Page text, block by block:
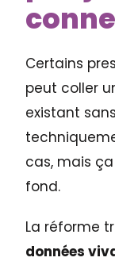
Certains
peut coller
existant
cas, mais
fond.
La réforme
données